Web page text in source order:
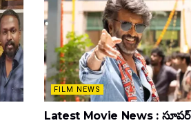
FILM NEWS
Latest Movie News : సూపర్